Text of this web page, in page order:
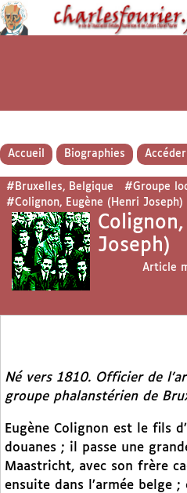
Accueil Biographies
#Bruxelles, Belgique #Groupe
#Colignon, Eugène (Henri Joseph)
Joseph)
Article
Né vers 1810. Officier de
groupe phalanstérien de
Eugène Colignon est le fils
douanes ; il passe une
Maastricht, avec son frère
ensuite dans l’armée belge